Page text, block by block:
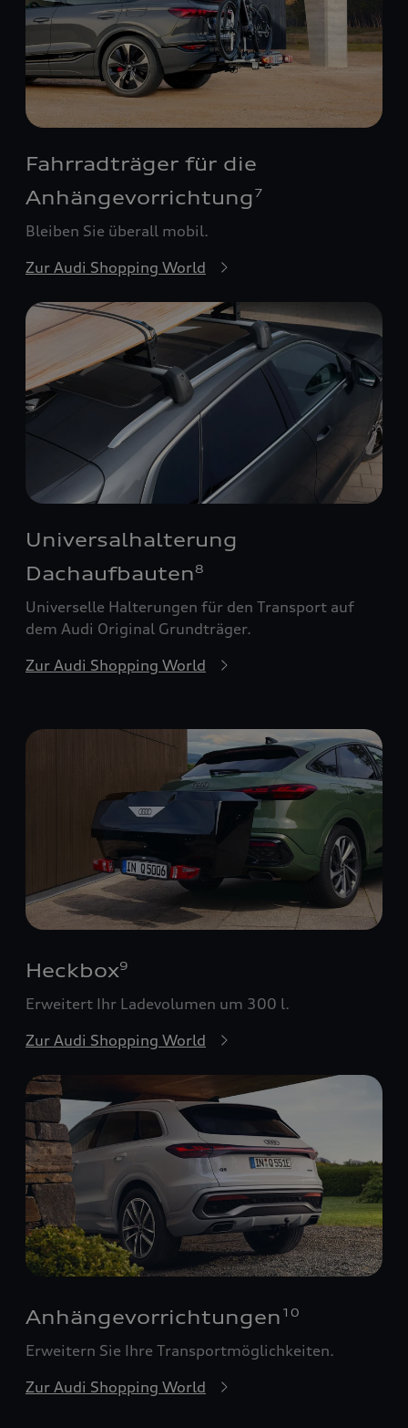
Fahrradträger für die
Anhängevorrichtung 7
Bleiben Sie überall mobil.
Zur Audi Shopping World
Universalhalterung
Dachaufbauten8
Universelle Halterungen für den Transport auf
dem Audi Original Grundträger.
Zur Audi Shopping World
Heckbox9
Erweitert Ihr Ladevolumen um 300 l.
Zur Audi Shopping World
Anhängevorrichtungen 10
Erweitern Sie Ihre Transportmöglichkeiten.
Zur Audi Shopping World